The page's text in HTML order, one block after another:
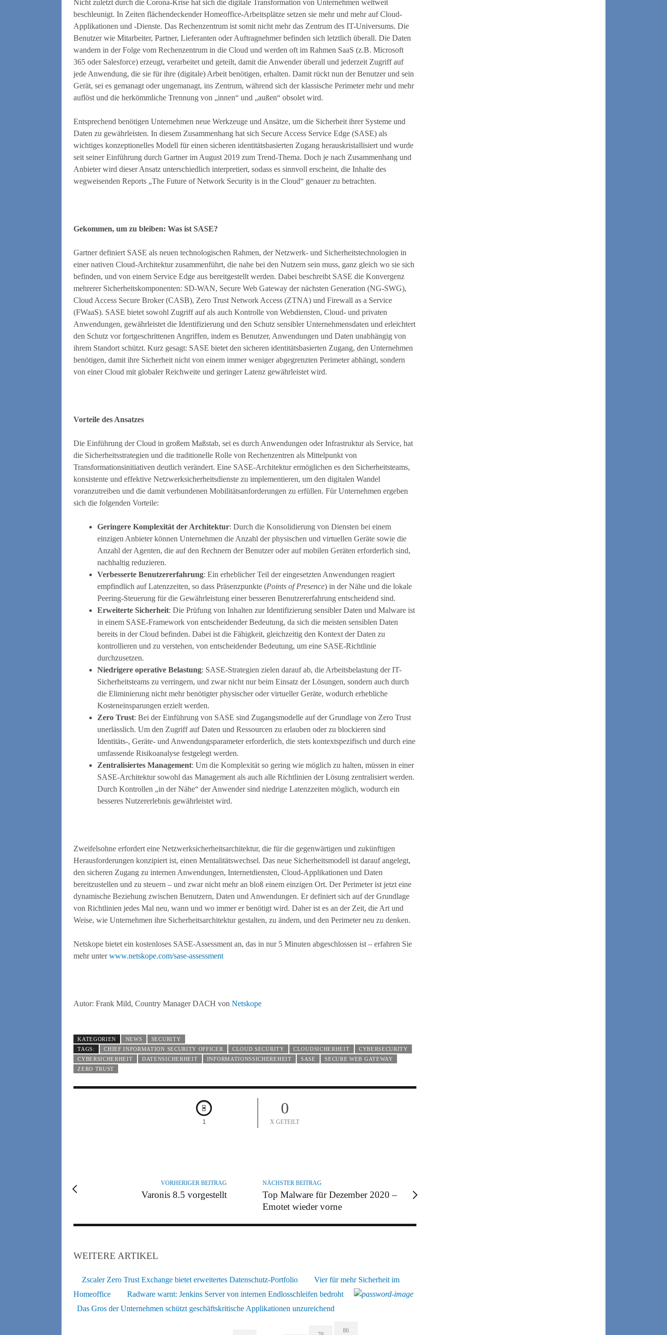
Nicht zuletzt durch die Corona-Krise hat sich die digitale Transformation von Unternehmen weltweit
beschleunigt. In Zeiten flächendeckender Homeoffice-Arbeitsplätze setzen sie mehr und mehr auf Cloud-
Applikationen und -Dienste. Das Rechenzentrum ist somit nicht mehr das Zentrum des IT-Universums. Die
Benutzer wie Mitarbeiter, Partner, Lieferanten oder Auftragnehmer befinden sich letztlich überall. Die Daten
wandern in der Folge vom Rechenzentrum in die Cloud und werden oft im Rahmen SaaS (z.B. Microsoft
365 oder Salesforce) erzeugt, verarbeitet und geteilt, damit die Anwender überall und jederzeit Zugriff auf
jede Anwendung, die sie für ihre (digitale) Arbeit benötigen, erhalten. Damit rückt nun der Benutzer und sein
Gerät, sei es gemanagt oder ungemanagt, ins Zentrum, während sich der klassische Perimeter mehr und mehr
auflöst und die herkömmliche Trennung von „innen“ und „außen“ obsolet wird.
Entsprechend benötigen Unternehmen neue Werkzeuge und Ansätze, um die Sicherheit ihrer Systeme und
Daten zu gewährleisten. In diesem Zusammenhang hat sich Secure Access Service Edge (SASE) als
wichtiges konzeptionelles Modell für einen sicheren identitätsbasierten Zugang herauskristallisiert und wurde
seit seiner Einführung durch Gartner im August 2019 zum Trend-Thema. Doch je nach Zusammenhang und
Anbieter wird dieser Ansatz unterschiedlich interpretiert, sodass es sinnvoll erscheint, die Inhalte des
wegweisenden Reports „The Future of Network Security is in the Cloud“ genauer zu betrachten.
Gekommen, um zu bleiben: Was ist SASE?
Gartner definiert SASE als neuen technologischen Rahmen, der Netzwerk- und Sicherheitstechnologien in
einer nativen Cloud-Architektur zusammenführt, die nahe bei den Nutzern sein muss, ganz gleich wo sie sich
befinden, und von einem Service Edge aus bereitgestellt werden. Dabei beschreibt SASE die Konvergenz
mehrerer Sicherheitskomponenten: SD-WAN, Secure Web Gateway der nächsten Generation (NG-SWG),
Cloud Access Secure Broker (CASB), Zero Trust Network Access (ZTNA) und Firewall as a Service
(FWaaS). SASE bietet sowohl Zugriff auf als auch Kontrolle von Webdiensten, Cloud- und privaten
Anwendungen, gewährleistet die Identifizierung und den Schutz sensibler Unternehmensdaten und erleichtert
den Schutz vor fortgeschrittenen Angriffen, indem es Benutzer, Anwendungen und Daten unabhängig von
ihrem Standort schützt. Kurz gesagt: SASE bietet den sicheren identitätsbasierten Zugang, den Unternehmen
benötigen, damit ihre Sicherheit nicht von einem immer weniger abgegrenzten Perimeter abhängt, sondern
von einer Cloud mit globaler Reichweite und geringer Latenz gewährleistet wird.
Vorteile des Ansatzes
Die Einführung der Cloud in großem Maßstab, sei es durch Anwendungen oder Infrastruktur als Service, hat
die Sicherheitsstrategien und die traditionelle Rolle von Rechenzentren als Mittelpunkt von
Transformationsinitiativen deutlich verändert. Eine SASE-Architektur ermöglichen es den Sicherheitsteams,
konsistente und effektive Netzwerksicherheitsdienste zu implementieren, um den digitalen Wandel
voranzutreiben und die damit verbundenen Mobilitätsanforderungen zu erfüllen. Für Unternehmen ergeben
sich die folgenden Vorteile:
Geringere Komplexität der Architektur: Durch die Konsolidierung von Diensten bei einem
einzigen Anbieter können Unternehmen die Anzahl der physischen und virtuellen Geräte sowie die
Anzahl der Agenten, die auf den Rechnern der Benutzer oder auf mobilen Geräten erforderlich sind,
nachhaltig reduzieren.
Verbesserte Benutzererfahrung: Ein erheblicher Teil der eingesetzten Anwendungen reagiert
empfindlich auf Latenzzeiten, so dass Präsenzpunkte (Points of Presence) in der Nähe und die lokale
Peering-Steuerung für die Gewährleistung einer besseren Benutzererfahrung entscheidend sind.
Erweiterte Sicherheit: Die Prüfung von Inhalten zur Identifizierung sensibler Daten und Malware ist
in einem SASE-Framework von entscheidender Bedeutung, da sich die meisten sensiblen Daten
bereits in der Cloud befinden. Dabei ist die Fähigkeit, gleichzeitig den Kontext der Daten zu
kontrollieren und zu verstehen, von entscheidender Bedeutung, um eine SASE-Richtlinie
durchzusetzen.
Niedrigere operative Belastung: SASE-Strategien zielen darauf ab, die Arbeitsbelastung der IT-
Sicherheitsteams zu verringern, und zwar nicht nur beim Einsatz der Lösungen, sondern auch durch
die Eliminierung nicht mehr benötigter physischer oder virtueller Geräte, wodurch erhebliche
Kosteneinsparungen erzielt werden.
Zero Trust: Bei der Einführung von SASE sind Zugangsmodelle auf der Grundlage von Zero Trust
unerlässlich. Um den Zugriff auf Daten und Ressourcen zu erlauben oder zu blockieren sind
Identitäts-, Geräte- und Anwendungsparameter erforderlich, die stets kontextspezifisch und durch eine
umfassende Risikoanalyse festgelegt werden.
Zentralisiertes Management: Um die Komplexität so gering wie möglich zu halten, müssen in einer
SASE-Architektur sowohl das Management als auch alle Richtlinien der Lösung zentralisiert werden.
Durch Kontrollen „in der Nähe“ der Anwender sind niedrige Latenzzeiten möglich, wodurch ein
besseres Nutzererlebnis gewährleistet wird.
Zweifelsohne erfordert eine Netzwerksicherheitsarchitektur, die für die gegenwärtigen und zukünftigen
Herausforderungen konzipiert ist, einen Mentalitätswechsel. Das neue Sicherheitsmodell ist darauf angelegt,
den sicheren Zugang zu internen Anwendungen, Internetdiensten, Cloud-Applikationen und Daten
bereitzustellen und zu steuern – und zwar nicht mehr an bloß einem einzigen Ort. Der Perimeter ist jetzt eine
dynamische Beziehung zwischen Benutzern, Daten und Anwendungen. Er definiert sich auf der Grundlage
von Richtlinien jedes Mal neu, wann und wo immer er benötigt wird. Daher ist es an der Zeit, die Art und
Weise, wie Unternehmen ihre Sicherheitsarchitektur gestalten, zu ändern, und den Perimeter neu zu denken.
Netskope bietet ein kostenloses SASE-Assessment an, das in nur 5 Minuten abgeschlossen ist – erfahren Sie
mehr unterwww.netskope.com/sase-assessment
Autor: Frank Mild, Country Manager DACH von Netskope
KATEGORIEN NEWS
SECURITY
TAGS:
CHIEF INFORMATION SECURITY OFFICER CLOUD SECURITY CLOUDSICHERHEIT
CYBERSECURITY
CYBERSICHERHEIT
DATENSICHERHEIT INFORMATIONSSICHEREHEIT SASE
SECURE WEB GATEWAY
ZERO TRUST
1
0
X GETEILT
O
VORHERIGER BEITRAG
Varonis 8.5 vorgestellt
NÄCHSTER BEITRAG
Top Malware für Dezember 2020 –
Emotet wieder vorne
WEITERE ARTIKEL
Zscaler Zero Trust Exchange bietet erweitertes Datenschutz-Portfolio
Vier für mehr Sicherheit im
Homeoffice
Radware warnt: Jenkins Server von internen Endlosschleifen bedroht
Das Gros der Unternehmen schützt geschäftskritische Applikationen unzureichend
86